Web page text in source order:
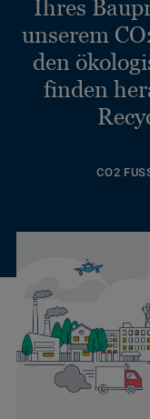
Ihres
unserem
den
finden
CO2